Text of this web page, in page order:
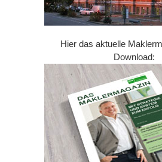
Hier das aktuelle
Download: